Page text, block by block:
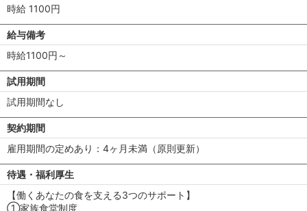
時給 1100円
給与備考
時給1100円～
試用期間
試用期間なし
契約期間
雇用期間の定めあり：4ヶ月未満（原則更新）
待遇・福利厚生
【働くあなたの食を支える3つのサポート】
①家族食堂制度